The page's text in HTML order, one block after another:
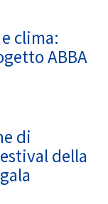
clima:
ABBA
di
della